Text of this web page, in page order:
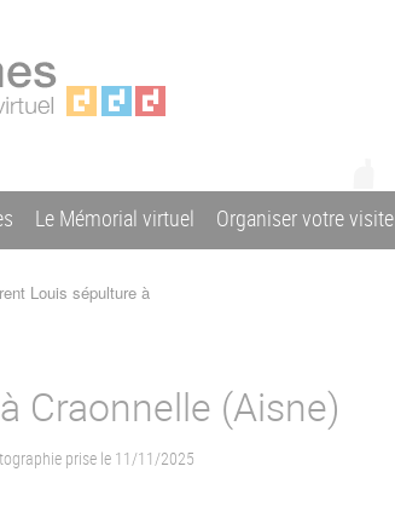
Le Mémorial virtuel Organiser votre visite
Louis sépulture à
Craonnelle (Aisne)
prise le 11/11/2025